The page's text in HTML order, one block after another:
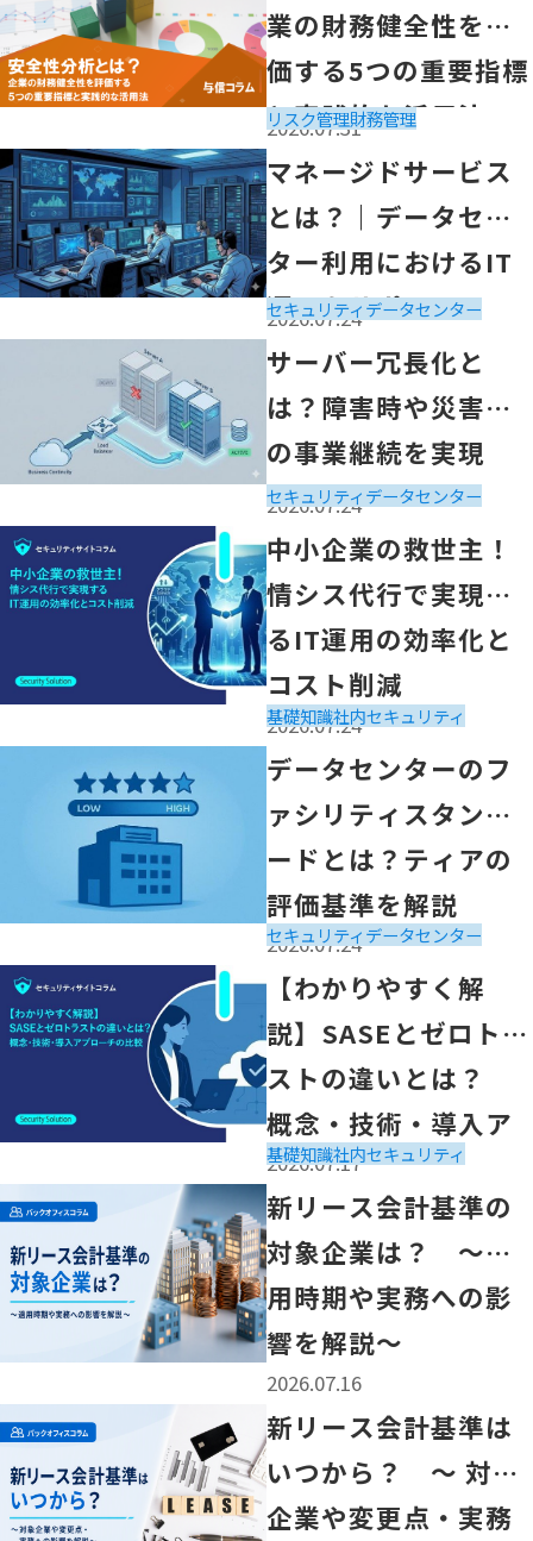
2026.07.31
業の財務健全性を評
価する5つの重要指標
と実践的な活用法
リスク管理財務管理
「マネージドサービスとは？｜データセンター利用にお
2026.07.24
マネージドサービス
とは？｜データセン
ター利用におけるIT
運用をサポート
セキュリティデータセンター
「サーバー冗長化とは？障害時や災害時の事業継続を実
2026.07.24
サーバー冗長化と
は？障害時や災害時
の事業継続を実現
セキュリティデータセンター
「中小企業の救世主！
情シス代行で実現するIT運用の効率化とコスト削減」の記
2026.07.24
中小企業の救世主！
情シス代行で実現す
るIT運用の効率化と
コスト削減
基礎知識社内セキュリティ
「データセンターのファシリティスタンダードとは？テ
2026.07.24
データセンターのフ
ァシリティスタンダ
ードとは？ティアの
評価基準を解説
セキュリティデータセンター
「【わかりやすく解説】SASEとゼロトラストの違いとは？
概念・技術・導入アプローチの比較」の記事を読む
2026.07.17
【わかりやすく解
説】SASEとゼロトラ
ストの違いとは？
概念・技術・導入ア
プローチの比較
基礎知識社内セキュリティ
「新リース会計基準の対象企業は？ ～適用時期や実務へ
2026.07.16
新リース会計基準の
対象企業は？ ～適
用時期や実務への影
響を解説～
「新リース会計基準はいつから？ ～ 対象企業や変更点
新リース会計基準は
いつから？ ～ 対象
企業や変更点・実務